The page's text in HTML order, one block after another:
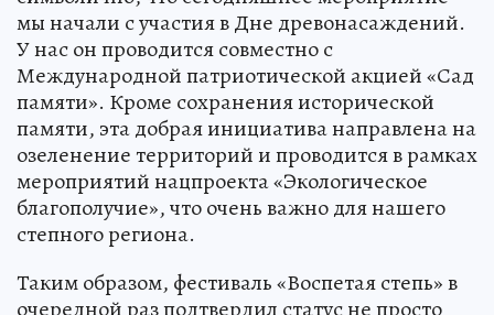
мы начали с участия в Дне древонасаждений.
У нас он проводится совместно с
Международной патриотической акцией «Сад
памяти». Кроме сохранения исторической
памяти, эта добрая инициатива направлена на
озеленение территорий и проводится в рамках
мероприятий нацпроекта «Экологическое
благополучие», что очень важно для нашего
степного региона.
Таким образом, фестиваль «Воспетая степь» в
очередной раз подтвердил статус не просто